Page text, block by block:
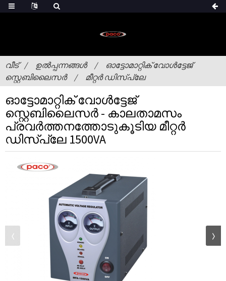
വീട് ഉൽപ്പന്നങ്ങൾ
ഓട്ടോമാറ്റിക് വോൾട്ടേജ്
സ്റ്റെബിലൈസർ
മീറ്റർ ഡിസ്പ്ലേ
ഓട്ടോമാറ്റിക് വോൾട്ടേജ്
സ്റ്റെബിലൈസർ - കാലതാമസം
പ്രവർത്തനത്തോടുകൂടിയ മീറ്റർ
ഡിസ്പ്ലേ 1500VA